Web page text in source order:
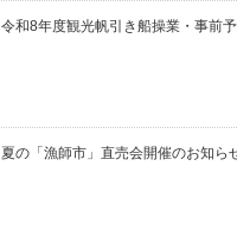
令和8年度観光帆引き船操業・事前
夏の「漁師市」直売会開催のお知ら